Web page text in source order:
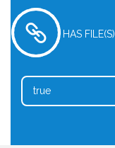
HAS FILE(S)
true